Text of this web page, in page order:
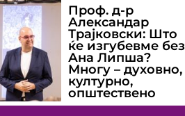
Проф. д-р
Александар
Трајковски: Што
ќе изгубевме без
Ана Липша?
Многу – духовно,
културно,
општествено